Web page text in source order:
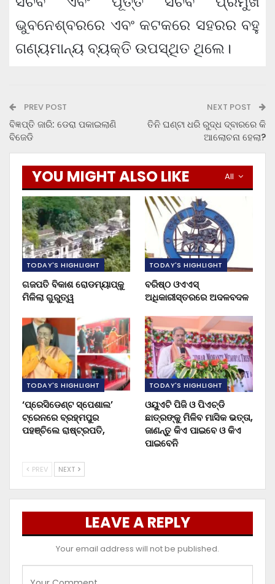
ଭୁବନେଶ୍ବରରେ ଏବଂ କଟକରେ ସହରର ବହୁ
ଗଣ୍ୟମାନ୍ୟ ବ୍ୟକ୍ତି ଉପସ୍ଥିତ ଥିଲେ।
PREV POST
ବିଜ୍ଞପ୍ତି ଜାରି: ଡେରା ପକାଇଲାଣି
ବିଜେଡି
NEXT POST
ତିନି ଘଣ୍ଟା ଧରି ରୁଦ୍ଧ ଦ୍ବାରରେ କି
ଆଲୋଚନା ହେଲା?
All
YOU MIGHT ALSO LIKE
TODAY'S HIGHLIGHT
ଗଜପତି ବିକାଶ ରୋଡମ୍ୟାପ୍‌କୁ
ମିଳିଲା ଗୁରୁତ୍ୱ
TODAY'S HIGHLIGHT
ବରିଷ୍ଠ ଓଏଏସ୍‌
ଅଧିକାରୀସ୍ତରରେ ଅଦଳବଦଳ
TODAY'S HIGHLIGHT
‘ପ୍ରେସିଡେଣ୍ଟ ସ୍ପେଶାଲ’
ଟ୍ରେନରେ ବ୍ରହ୍ମପୁର
ପହଞ୍ଚିଲେ ରାଷ୍ଟ୍ରପତି,
TODAY'S HIGHLIGHT
ଓୟୁଏଟି ପିଜି ଓ ପିଏଚ୍‌ଡି
ଛାତ୍ରଙ୍କୁ ମିଳିବ ମାସିକ ଭତ୍ତା,
ଜାଣନ୍ତୁ କିଏ ପାଇବେ ଓ କିଏ
ପାଇବେନି
PREV NEXT
LEAVE A REPLY
Your email address will not be published.